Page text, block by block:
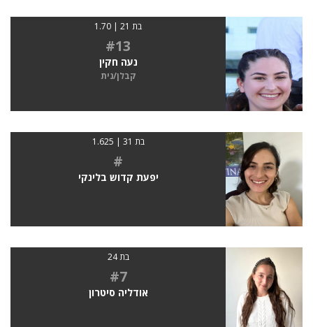
בת 21 | 1.70
#13
נעה חקין
קבלן/נית
בת 31 | 1.625
#
יפעת קדוש בלינקי
בת 24
#7
אודליה סיטרון